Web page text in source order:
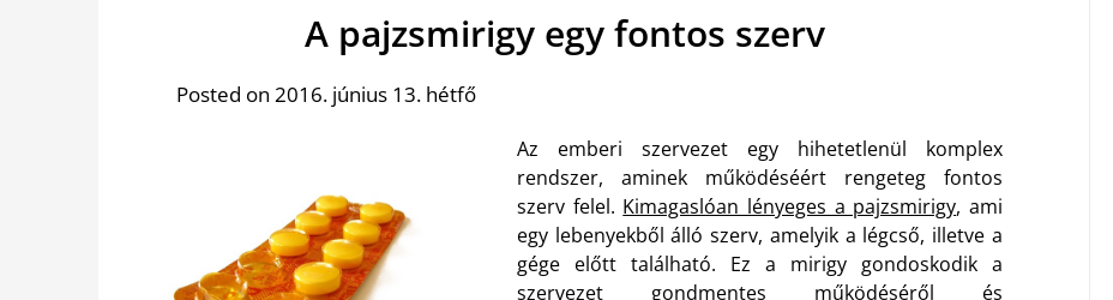
A ​pajzsmirigy​ egy fontos szerv
Posted on 2016. június 13. hétfő
Az emberi szervezet egy hihetetlenül komplex
rendszer, aminek működéséért rengeteg fontos
szerv felel. Kimagaslóan lényeges a pajzsmirigy, ami
egy lebenyekből álló szerv, amelyik a légcső, illetve a
gége előtt található. Ez a mirigy gondoskodik a
szervezet gondmentes működéséről és